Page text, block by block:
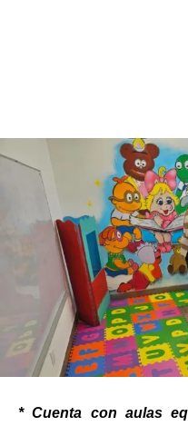
* Cuenta con aulas